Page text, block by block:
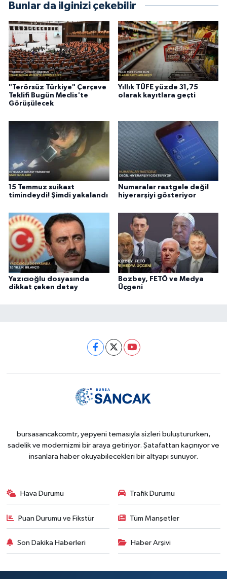
Bunlar da ilginizi çekebilir
"Terörsüz Türkiye" Çerçeve
Teklifi Bugün Meclis'te
Görüşülecek
Yıllık TÜFE yüzde 31,75
olarak kayıtlara geçti
15 Temmuz suikast
timindeydi! Şimdi yakalandı
Numaralar rastgele değil
hiyerarşiyi gösteriyor
Yazıcıoğlu dosyasında
dikkat çeken detay
Bozbey, FETÖ ve Medya
Üçgeni
bursasancakcomtr, yepyeni temasıyla sizleri buluştururken,
sadelik ve modernizmi bir araya getiriyor. Şatafattan kaçınıyor ve
insanlara haber okuyabilecekleri bir altyapı sunuyor.
Hava Durumu Trafik Durumu
Puan Durumu ve Fikstür Tüm Manşetler
Son Dakika Haberleri Haber Arşivi